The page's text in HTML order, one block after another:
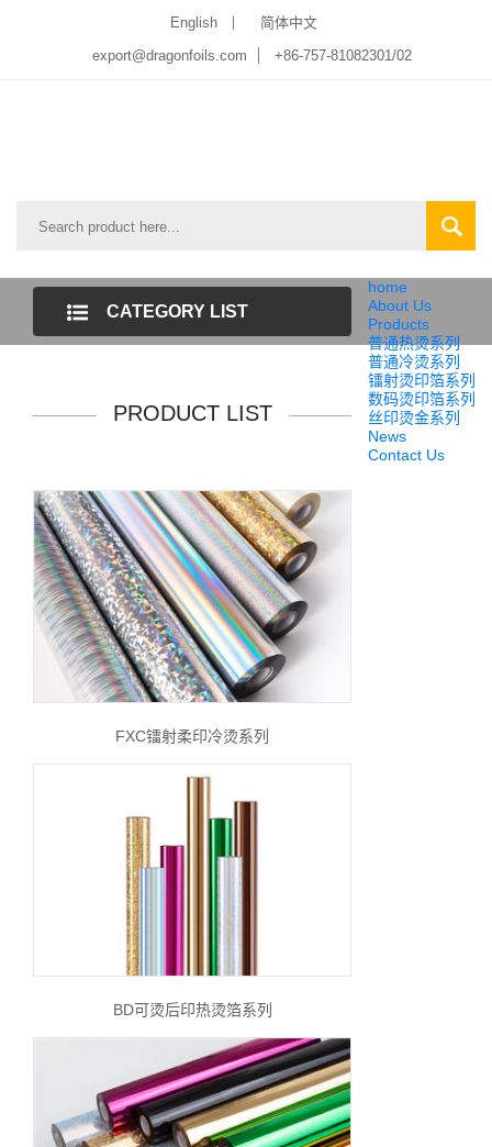
English
简体中文
export@dragonfoils.com
+86-757-81082301/02
home
About Us
Products
普通热烫系列
普通冷烫系列
镭射烫印箔系列
数码烫印箔系列
丝印烫金系列
News
Contact Us
CATEGORY LIST
PRODUCT LIST
FXC镭射柔印冷烫系列
BD可烫后印热烫箔系列